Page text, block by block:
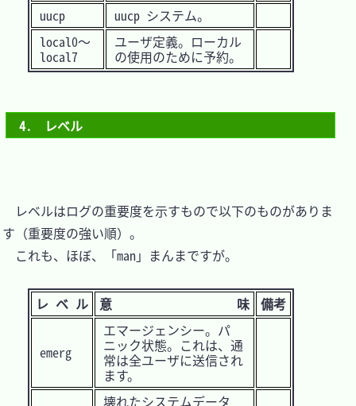
uucp
uucp システム。
local0～
local7
ユーザ定義。ローカル
の使用のために予約。
4.　レベル
レベルはログの重要度を示すもので以下のものがありま
す（重要度の強い順）。
これも、ほぼ、「man」まんまですが。
レベル 意 味 備考
emerg
エマージェンシー。パ
ニック状態。これは、通
常は全ユーザに送信され
ます。
壊れたシステムデータ